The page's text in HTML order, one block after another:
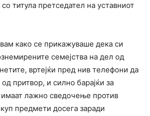
титула претседател на уставниот
како се прикажуваше дека си
семејства на дел од
вртејќи пред нив телефони да
притвор, и силно барајќи за
имаат лажно сведочење против
предмети досега заради